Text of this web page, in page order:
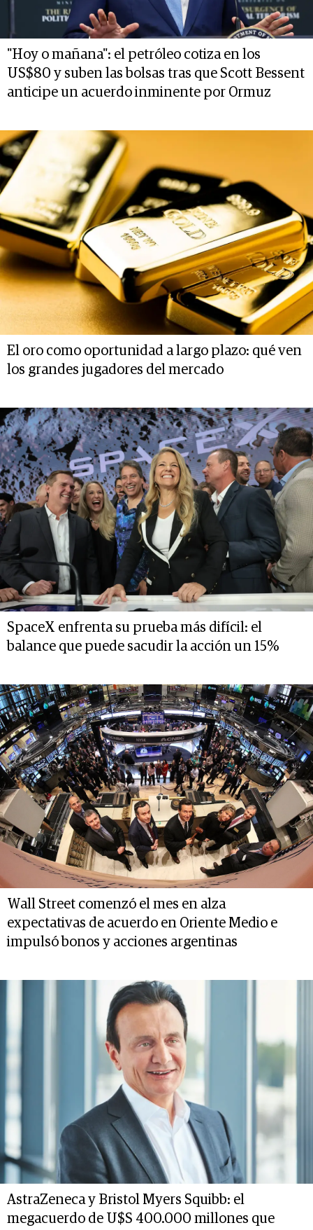
"Hoy o mañana": el petróleo cotiza en los
US$80 y suben las bolsas tras que Scott Bessent
anticipe un acuerdo inminente por Ormuz
El oro como oportunidad a largo plazo: qué ven
los grandes jugadores del mercado
SpaceX enfrenta su prueba más difícil: el
balance que puede sacudir la acción un 15%
Wall Street comenzó el mes en alza
expectativas de acuerdo en Oriente Medio e
impulsó bonos y acciones argentinas
AstraZeneca y Bristol Myers Squibb: el
megacuerdo de U$S 400.000 millones que